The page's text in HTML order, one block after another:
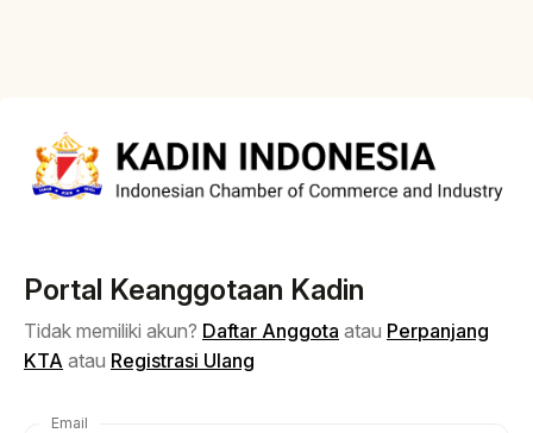
Portal Keanggotaan Kadin
Tidak memiliki akun? Daftar Anggota atau Perpanjang
KTA atau Registrasi Ulang
Email